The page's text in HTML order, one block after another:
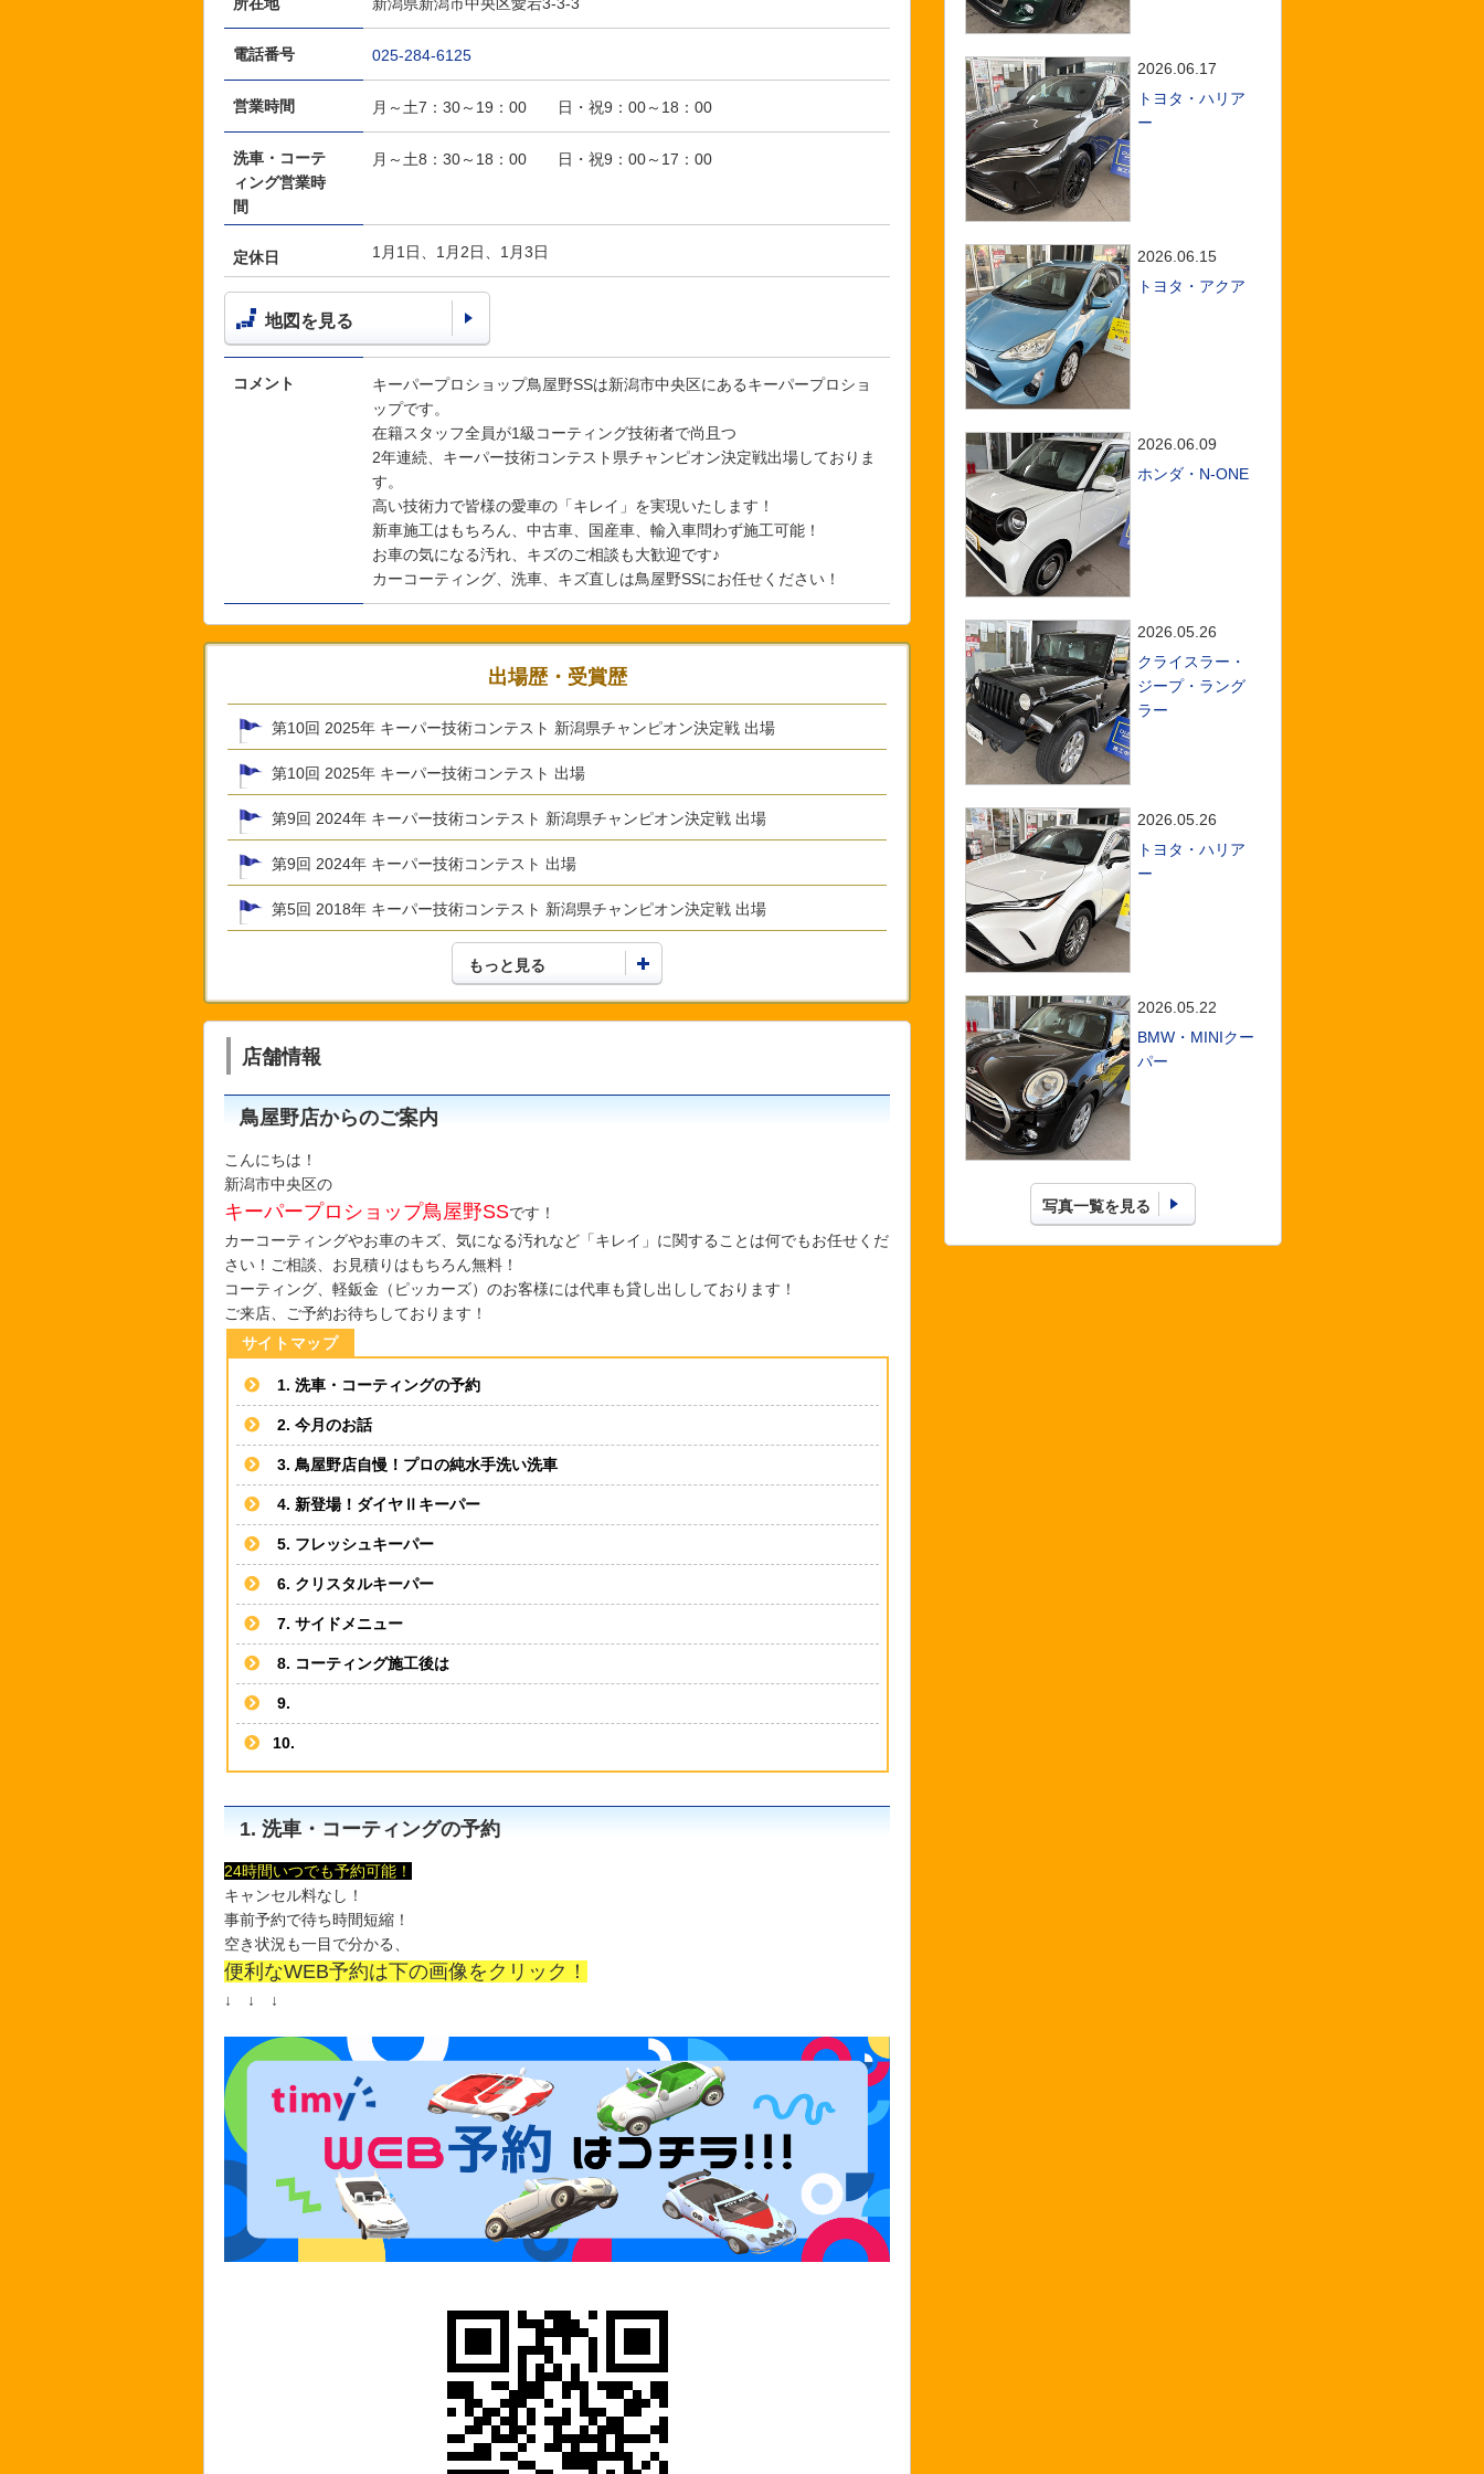
電話番号 025-284-6125
営業時間 月～土7：30～19：00 日・祝9：00～18：00
洗車・コーテ
ィング営業時
間
月～土8：30～18：00 日・祝9：00～17：00
定休日 1月1日、1月2日、1月3日
地図を見る
コメント
キーパープロショップ鳥屋野SSは新潟市中央区にあるキーパープロショ
ップです。
在籍スタッフ全員が1級コーティング技術者で尚且つ
2年連続、キーパー技術コンテスト県チャンピオン決定戦出場しておりま
す。
高い技術力で皆様の愛車の「キレイ」を実現いたします！
新車施工はもちろん、中古車、国産車、輸入車問わず施工可能！
お車の気になる汚れ、キズのご相談も大歓迎です♪
カーコーティング、洗車、キズ直しは鳥屋野SSにお任せください！
出場歴・受賞歴
第10回 2025年 キーパー技術コンテスト 新潟県チャンピオン決定戦 出場
第10回 2025年 キーパー技術コンテスト 出場
第9回 2024年 キーパー技術コンテスト 新潟県チャンピオン決定戦 出場
第9回 2024年 キーパー技術コンテスト 出場
第5回 2018年 キーパー技術コンテスト 新潟県チャンピオン決定戦 出場
もっと見る
店舗情報
鳥屋野店からのご案内
こんにちは！
新潟市中央区の
キーパープロショップ鳥屋野SSです！
カーコーティングやお車のキズ、気になる汚れなど「キレイ」に関することは何でもお任せくだ
さい！ご相談、お見積りはもちろん無料！
コーティング、軽鈑金（ピッカーズ）のお客様には代車も貸し出ししております！
ご来店、ご予約お待ちしております！
1. 洗車・コーティングの予約
2. 今月のお話
3. 鳥屋野店自慢！プロの純水手洗い洗車
4. 新登場！ダイヤⅡキーパー
5. フレッシュキーパー
6. クリスタルキーパー
7. サイドメニュー
8. コーティング施工後は
9.
10.
1. 洗車・コーティングの予約
24時間いつでも予約可能！
キャンセル料なし！
事前予約で待ち時間短縮！
空き状況も一目で分かる、
便利なWEB予約は下の画像をクリック！
↓ ↓ ↓
2026.06.17
トヨタ・ハリア
ー
2026.06.15
トヨタ・アクア
2026.06.09
ホンダ・N-ONE
2026.05.26
クライスラー・
ジープ・ラング
ラー
2026.05.26
トヨタ・ハリア
ー
2026.05.22
BMW・MINIクー
パー
写真一覧を見る